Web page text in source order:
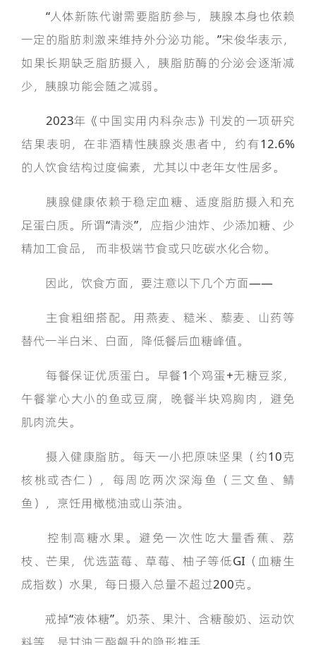
“人体新陈代谢需要脂肪参与，胰腺本身也依赖
一定的脂肪刺激来维持外分泌功能。”宋俊华表示，
如果长期缺乏脂肪摄入，胰脂肪酶的分泌会逐渐减
少，胰腺功能会随之减弱。
2023年《中国实用内科杂志》刊发的一项研究
结果表明，在非酒精性胰腺炎患者中，约有12.6%
的人饮食结构过度偏素，尤其以中老年女性居多。
胰腺健康依赖于稳定血糖、适度脂肪摄入和充
足蛋白质。所谓“清淡”，应指少油炸、少添加糖、少
精加工食品， 而非极端节食或只吃碳水化合物。
因此，饮食方面，要注意以下几个方面——
主食粗细搭配。用燕麦、糙米、藜麦、山药等
替代一半白米、白面，降低餐后血糖峰值。
每餐保证优质蛋白。早餐1个鸡蛋+无糖豆浆，
午餐掌心大小的鱼或豆腐，晚餐半块鸡胸肉，避免
肌肉流失。
摄入健康脂肪。每天一小把原味坚果（约10克
核桃或杏仁），每周吃两次深海鱼（三文鱼、鲭
鱼），烹饪用橄榄油或山茶油。
控制高糖水果。避免一次性吃大量香蕉、荔
枝、芒果，优选蓝莓、草莓、柚子等低GI（血糖生
成指数）水果，每日摄入总量不超过200克。
戒掉“液体糖”。奶茶、果汁、含糖酸奶、运动饮
料等，是甘油三酯飙升的隐形推手。